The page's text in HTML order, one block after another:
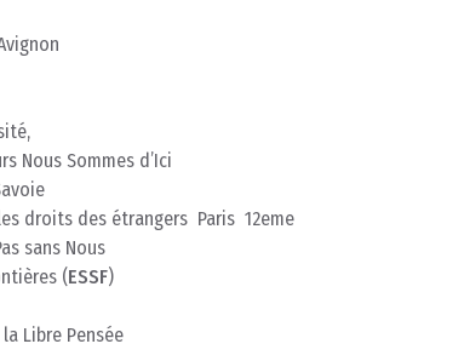
Nous Sommes d’Ici
droits des étrangers Paris 12eme
sans Nous
(ESSF)
Libre Pensée